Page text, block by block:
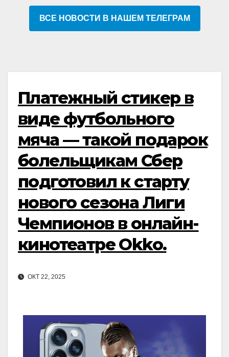
ВСЕ НОВОСТИ В НАШЕМ ТЕЛЕГРАМ
Платежный стикер в
виде футбольного
мяча — такой подарок
болельщикам Сбер
подготовил к старту
нового сезона Лиги
Чемпионов в онлайн-
кинотеатре Okko.
ОКТ 22, 2025